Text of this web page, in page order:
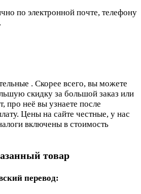
по электронной почте, телефону
. Скорее всего, вы можете
скидку за большой заказ или
про неё вы узнаете после
Цены на сайте честные, у нас
включены в стоимость
товар
перевод: